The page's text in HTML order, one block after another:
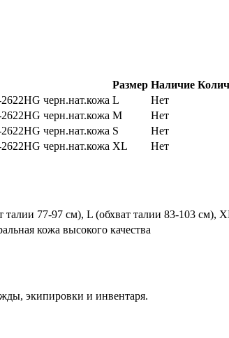
Размер Наличие
черн.нат.кожа L Нет
черн.нат.кожа M Нет
черн.нат.кожа S Нет
черн.нат.кожа XL Нет
талии 77-97 см), L (обхват талии 83-103 см),
кожа высокого качества
экипировки и инвентаря.